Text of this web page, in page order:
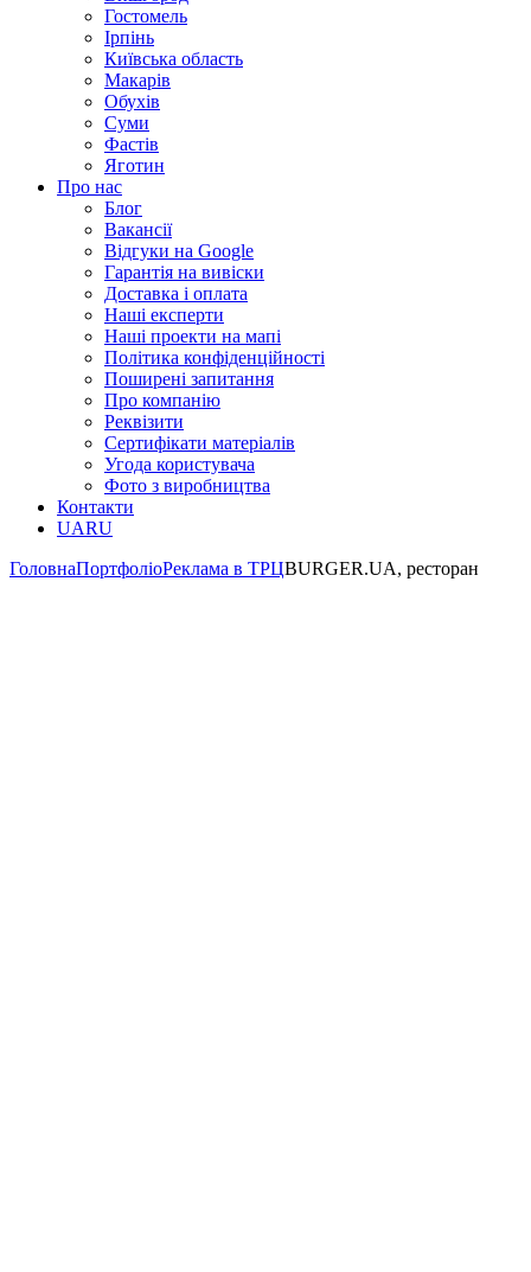
Гостомель
Ірпінь
Київська область
Макарів
Обухів
Суми
Фастів
Яготин
Про нас
Блог
Вакансії
Відгуки на Google
Гарантія на вивіски
Доставка і оплата
Наші експерти
Наші проекти на мапі
Політика конфіденційності
Поширені запитання
Про компанію
Реквізити
Сертифікати матеріалів
Угода користувача
Фото з виробництва
Контакти
UARU
ГоловнаПортфоліоРеклама в ТРЦBURGER.UA, ресторан